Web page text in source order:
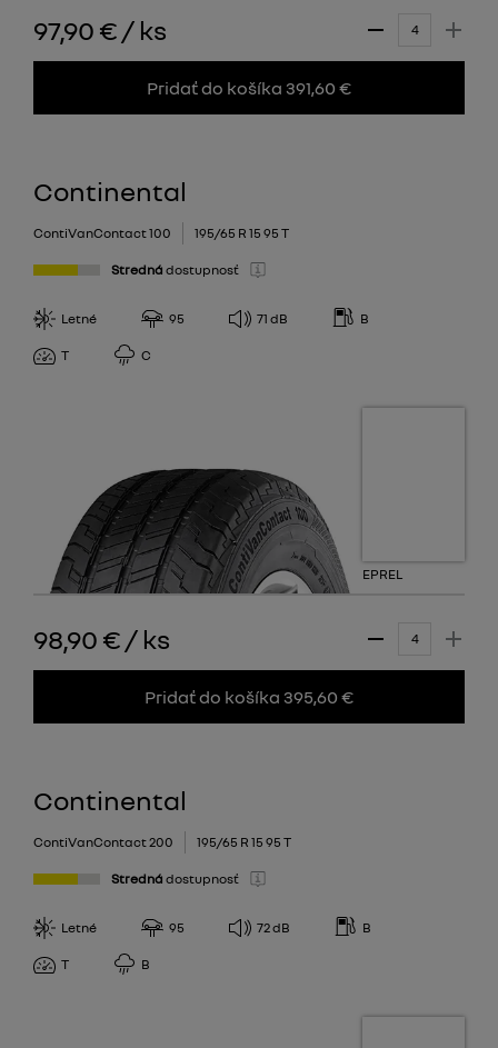
97,90 € / ks
Pridať do košíka 391,60 €
Continental
ContiVanContact 100 195/65 R 15 95 T
Stredná dostupnosť
Letné 95 71 dB B
T C
EPREL
98,90 € / ks
Pridať do košíka 395,60 €
Continental
ContiVanContact 200 195/65 R 15 95 T
Stredná dostupnosť
Letné 95 72dB B
T B